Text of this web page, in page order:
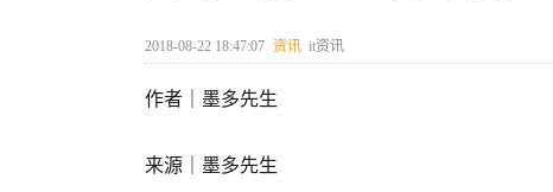
2018-08-22 18:47:07 资讯 it资讯
作者｜墨多先生
来源｜墨多先生